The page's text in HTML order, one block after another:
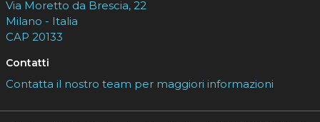
Via Moretto da Brescia, 22
Milano - Italia
CAP 20133
Contatti
Contatta il nostro team per maggiori informazioni